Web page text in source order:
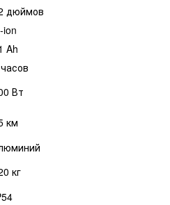
дюймов
ion
Ah
Вт
км
кг